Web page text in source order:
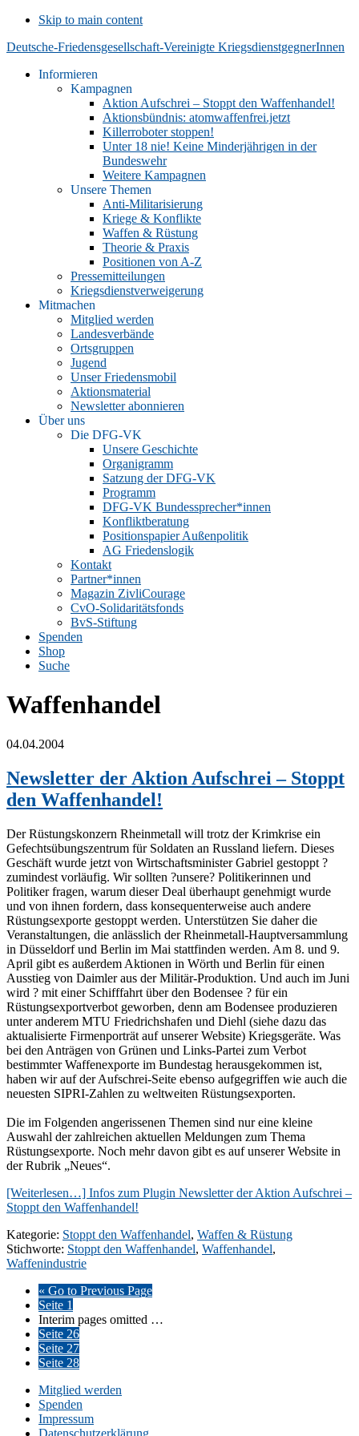
Skip to main content
Deutsche-Friedensgesellschaft-Vereinigte KriegsdienstgegnerInnen
Informieren
Kampagnen
Aktion Aufschrei – Stoppt den Waffenhandel!
Aktionsbündnis: atomwaffenfrei.jetzt
Killerroboter stoppen!
Unter 18 nie! Keine Minderjährigen in der
Bundeswehr
Weitere Kampagnen
Unsere Themen
Anti-Militarisierung
Kriege & Konflikte
Waffen & Rüstung
Theorie & Praxis
Positionen von A-Z
Pressemitteilungen
Kriegsdienstverweigerung
Mitmachen
Mitglied werden
Landesverbände
Ortsgruppen
Jugend
Unser Friedensmobil
Aktionsmaterial
Newsletter abonnieren
Über uns
Die DFG-VK
Unsere Geschichte
Organigramm
Satzung der DFG-VK
Programm
DFG-VK Bundessprecher*innen
Konfliktberatung
Positionspapier Außenpolitik
AG Friedenslogik
Kontakt
Partner*innen
Magazin ZivliCourage
CvO-Solidaritätsfonds
BvS-Stiftung
Spenden
Shop
Suche
Waffenhandel
04.04.2004
Newsletter der Aktion Aufschrei – Stoppt
den Waffenhandel!
Der Rüstungskonzern Rheinmetall will trotz der Krimkrise ein
Gefechtsübungszentrum für Soldaten an Russland liefern. Dieses
Geschäft wurde jetzt von Wirtschaftsminister Gabriel gestoppt ?
zumindest vorläufig. Wir sollten ?unsere? Politikerinnen und
Politiker fragen, warum dieser Deal überhaupt genehmigt wurde
und von ihnen fordern, dass konsequenterweise auch andere
Rüstungsexporte gestoppt werden. Unterstützen Sie daher die
Veranstaltungen, die anlässlich der Rheinmetall-Hauptversammlung
in Düsseldorf und Berlin im Mai stattfinden werden. Am 8. und 9.
April gibt es außerdem Aktionen in Wörth und Berlin für einen
Ausstieg von Daimler aus der Militär-Produktion. Und auch im Juni
wird ? mit einer Schifffahrt über den Bodensee ? für ein
Rüstungsexportverbot geworben, denn am Bodensee produzieren
unter anderem MTU Friedrichshafen und Diehl (siehe dazu das
aktualisierte Firmenporträt auf unserer Website) Kriegsgeräte. Was
bei den Anträgen von Grünen und Links-Partei zum Verbot
bestimmter Waffenexporte im Bundestag herausgekommen ist,
haben wir auf der Aufschrei-Seite ebenso aufgegriffen wie auch die
neuesten SIPRI-Zahlen zu weltweiten Rüstungsexporten.
Die im Folgenden angerissenen Themen sind nur eine kleine
Auswahl der zahlreichen aktuellen Meldungen zum Thema
Rüstungsexporte. Noch mehr davon gibt es auf unserer Website in
der Rubrik „Neues“.
[Weiterlesen…] Infos zum Plugin Newsletter der Aktion Aufschrei –
Stoppt den Waffenhandel!
Kategorie: Stoppt den Waffenhandel, Waffen & Rüstung
Stichworte: Stoppt den Waffenhandel, Waffenhandel,
Waffenindustrie
« Go to Previous Page
Seite 1
Interim pages omitted …
Seite 26
Seite 27
Seite 28
Mitglied werden
Spenden
Impressum
Datenschutzerklärung